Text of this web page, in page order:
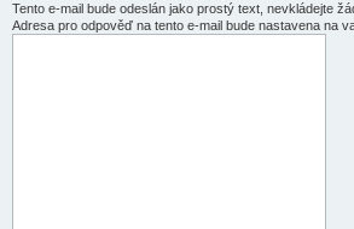
Tento e-mail bude odeslán jako prostý text, nevkládejte
Adresa pro odpověď na tento e-mail bude nastavena na